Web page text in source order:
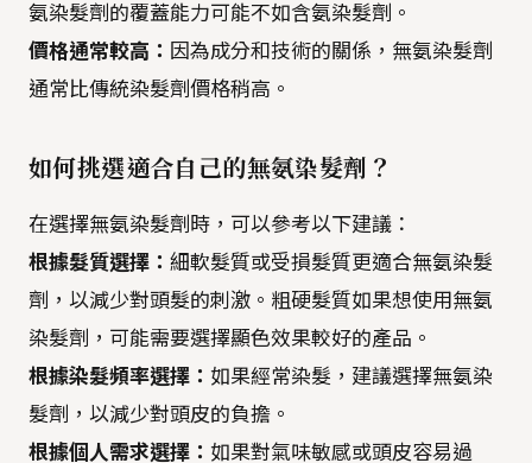
氨染髮劑的覆蓋能力可能不如含氨染髮劑。
價格通常較高： 因為成分和技術的關係，無氨染髮劑
通常比傳統染髮劑價格稍高。
如何挑選適合自己的無氨染髮劑？
在選擇無氨染髮劑時，可以參考以下建議：
根據髮質選擇： 細軟髮質或受損髮質更適合無氨染髮
劑，以減少對頭髮的刺激。粗硬髮質如果想使用無氨
染髮劑，可能需要選擇顯色效果較好的產品。
根據染髮頻率選擇： 如果經常染髮，建議選擇無氨染
髮劑，以減少對頭皮的負擔。
根據個人需求選擇： 如果對氣味敏感或頭皮容易過